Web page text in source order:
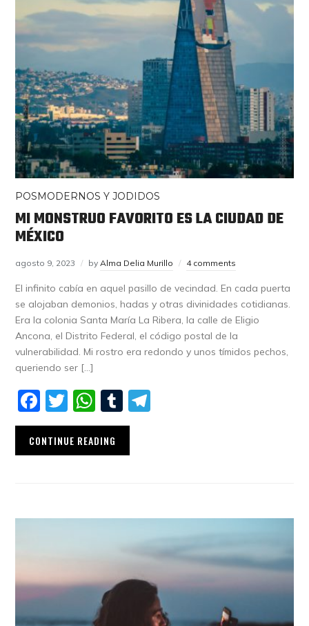
POSMODERNOS Y JODIDOS
MI MONSTRUO FAVORITO ES LA CIUDAD DE
MÉXICO
agosto 9, 2023 byAlma Delia Murillo 4 comments
El infinito cabía en aquel pasillo de vecindad. En cada puerta
se alojaban demonios, hadas y otras divinidades cotidianas.
Era la colonia Santa María La Ribera, la calle de Eligio
Ancona, el Distrito Federal, el código postal de la
vulnerabilidad. Mi rostro era redondo y unos tímidos pechos,
queriendo ser […]
Facebook
Twitter
WhatsApp
Tumblr
CONTINUE READING